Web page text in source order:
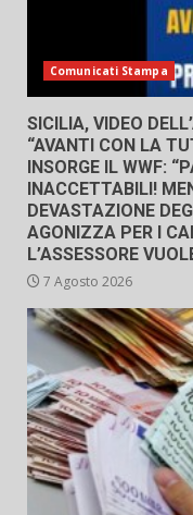
Comunicati Stampa
SICILIA, VIDEO
“AVANTI CON LA
INSORGE IL WWF:
INACCETTABILI!
DEVASTAZIONE
AGONIZZA PER I
L’ASSESSORE
7 Agosto 2026